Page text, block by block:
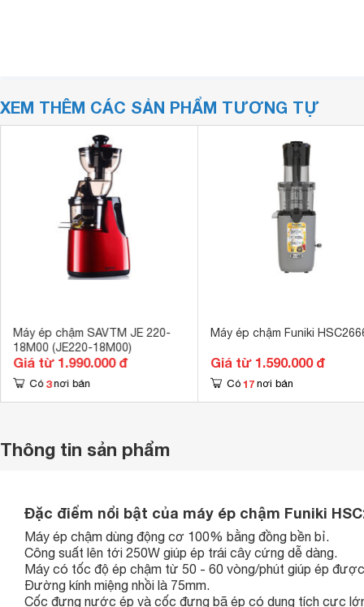
XEM THÊM CÁC SẢN PHẨM TƯƠNG TỰ
Máy ép chậm SAVTM JE 220-
18M00 (JE220-18M00)
Giá từ 1.990.000 đ
Có 3 nơi bán
Máy ép chậm Funiki
Giá từ 1.590.000 đ
Có 17 nơi bán
Thông tin sản phẩm
Đặc điểm nổi bật của máy ép chậm Funiki
Máy ép chậm dùng động cơ 100% bằng đồng bền bỉ.
Công suất lên tới 250W giúp ép trái cây cứng dễ dàng.
Máy có tốc độ ép chậm từ 50 - 60 vòng/phút giúp ép
Đường kính miệng nhồi là 75mm.
Cốc đựng nước ép và cốc đựng bã ép có dung tích cực